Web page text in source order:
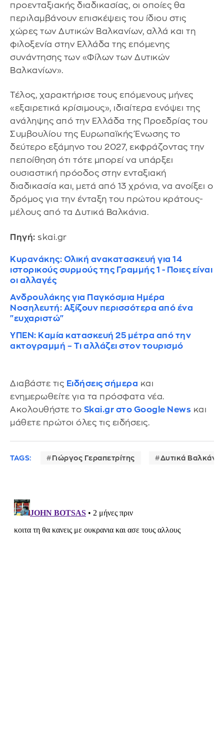
προενταξιακής διαδικασίας, οι οποίες θα
περιλαμβάνουν επισκέψεις του ίδιου στις
χώρες των Δυτικών Βαλκανίων, αλλά και τη
φιλοξενία στην Ελλάδα της επόμενης
συνάντησης των «Φίλων των Δυτικών
Βαλκανίων».
Τέλος, χαρακτήρισε τους επόμενους μήνες
«εξαιρετικά κρίσιμους», ιδιαίτερα ενόψει της
ανάληψης από την Ελλάδα της Προεδρίας του
Συμβουλίου της Ευρωπαϊκής Ένωσης το
δεύτερο εξάμηνο του 2027, εκφράζοντας την
πεποίθηση ότι τότε μπορεί να υπάρξει
ουσιαστική πρόοδος στην ενταξιακή
διαδικασία και, μετά από 13 χρόνια, να ανοίξει ο
δρόμος για την ένταξη του πρώτου κράτους-
μέλους από τα Δυτικά Βαλκάνια.
Πηγή: skai.gr
Κυρανάκης: Ολική ανακατασκευή για 14
ιστορικούς συρμούς της Γραμμής 1 - Ποιες είναι
οι αλλαγές
Ανδρουλάκης για Παγκόσμια Ημέρα
Νοσηλευτή: Αξίζουν περισσότερα από ένα
"ευχαριστώ"
ΥΠΕΝ: Καμία κατασκευή 25 μέτρα από την
ακτογραμμή – Τι αλλάζει στον τουρισμό
Διαβάστε τις Ειδήσεις σήμερα και
ενημερωθείτε για τα πρόσφατα νέα.
Ακολουθήστε το Skai.gr στο Google News και
μάθετε πρώτοι όλες τις ειδήσεις.
TAGS: Γιώργος Γεραπετρίτης Δυτικά Βαλκάνια